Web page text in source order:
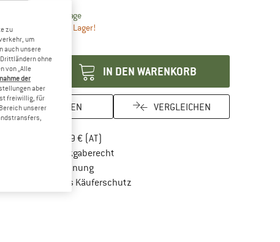
Lieferzeit: 2-4 WerktageDer Link öffnet sich in einer Infobox und beinhaltet
noch einmal auf Lager!
IN DEN WARENKORB
MERKEN VERGLEICHEN
Portofrei ab 69 € (AT)
100 Tage RückgaberechtGehe hier zu den Rückgabe-Richtlinien
Kauf auf RechnungFinde die Zahlungs-Infos hier! Öffnet sich in
Trusted Shops KäuferschutzFinde alle Infos hier!
zu
um
auch unsere
ohne
von „Alle
der
aber
freiwillig, für
unserer